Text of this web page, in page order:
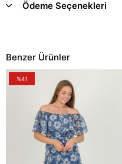
Ödeme Seçenekleri
Benzer Ürünler
%41